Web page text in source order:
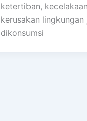
ketertiban,
kerusakan lingkungan
dikonsumsi